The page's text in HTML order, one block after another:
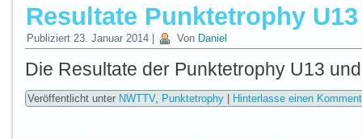
Resultate Punktetrophy
Publiziert 23. Januar 2014 Von Daniel
Die Resultate der Punktetrophy U13
Veröffentlicht unter NWTTV, Punktetrophy Hinterlasse einen